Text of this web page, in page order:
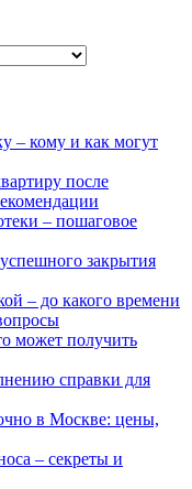
– кому и как могут
после
– пошаговое
закрытия
– до какого времени
может получить
справки для
в Москве: цены,
– секреты и